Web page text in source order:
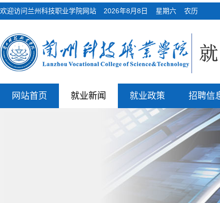
欢迎访问兰州科技职业学院网站 2026年8月8日 星期六 农历
网站首页 就业新闻 就业政策 招聘信